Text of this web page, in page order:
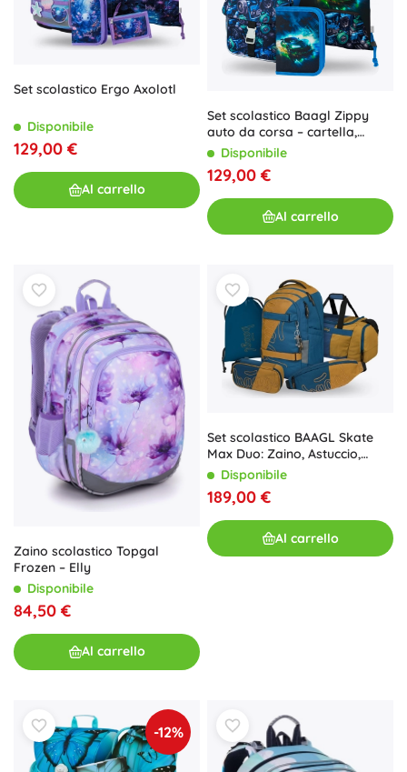
Set scolastico Ergo Axolotl
Disponibile
129,00 €
Al carrello
Set scolastico Baagl Zippy
auto da corsa – cartella,
astuccio e sacca
Disponibile
129,00 €
Al carrello
Zaino scolastico Topgal
Frozen – Elly
Disponibile
84,50 €
Al carrello
Set scolastico BAAGL Skate
Max Duo: Zaino, Astuccio,
Sacca, Borsa sportiva e
Marsupio
Disponibile
189,00 €
Al carrello
-12%